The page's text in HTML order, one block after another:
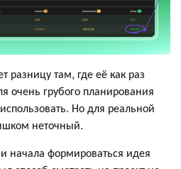
разницу там, где её как раз
очень грубого планирования
Но для реальной
неточный.
начала формироваться идея